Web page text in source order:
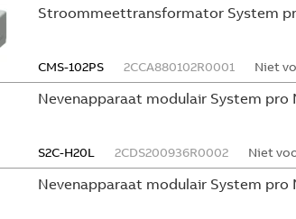
Stroommeettransformator System
CMS-102PS 2CCA880102R0001 Niet
Nevenapparaat modulair System
S2C-H20L 2CDS200936R0002 Niet
Nevenapparaat modulair System